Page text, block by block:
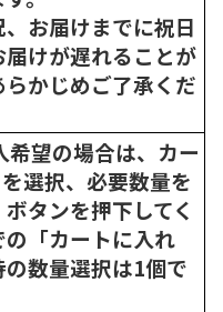
お届けまでに祝日
けが遅れることが
かじめご了承くだ
望の場合は、カー
選択、必要数量を
タンを押下してく
「カートに入れ
数量選択は1個で